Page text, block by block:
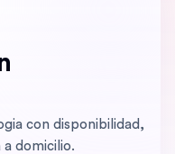
con disponibilidad,
domicilio.